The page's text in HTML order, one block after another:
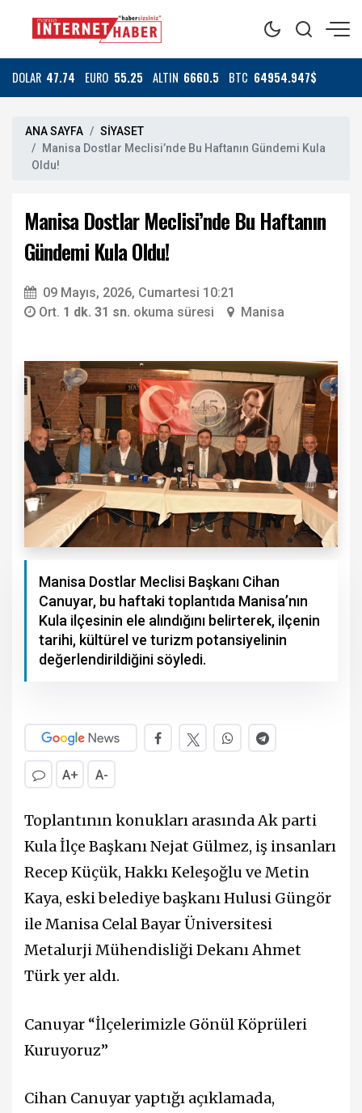
DOLAR 47.74 EURO 55.25 ALTIN 6660.5 BTC 64954.947$
ANA SAYFA
SİYASET
Manisa Dostlar Meclisi’nde Bu Haftanın Gündemi Kula
Oldu!
Manisa Dostlar Meclisi’nde Bu Haftanın
Gündemi Kula Oldu!
09 Mayıs, 2026, Cumartesi 10:21
Ort. 1 dk. 31 sn. okuma süresi Manisa
Manisa Dostlar Meclisi Başkanı Cihan
Canuyar, bu haftaki toplantıda Manisa’nın
Kula ilçesinin ele alındığını belirterek, ilçenin
tarihi, kültürel ve turizm potansiyelinin
değerlendirildiğini söyledi.
A+ A-
Toplantının konukları arasında Ak parti
Kula İlçe Başkanı Nejat Gülmez, iş insanları
Recep Küçük, Hakkı Keleşoğlu ve Metin
Kaya, eski belediye başkanı Hulusi Güngör
ile Manisa Celal Bayar Üniversitesi
Metalurji Mühendisliği Dekanı Ahmet
Türk yer aldı.
Canuyar “İlçelerimizle Gönül Köprüleri
Kuruyoruz”
Cihan Canuyar yaptığı açıklamada,